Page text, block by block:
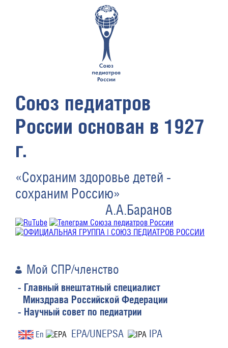
Союз педиатров
России основан в 1927
г.
«Сохраним здоровье детей -
сохраним Россию»
А.А.Баранов
Мой СПР/членство
- Главный внештатный специалист
Минздрава Российской Федерации
- Научный совет по педиатрии
En EPA/UNEPSA IPA